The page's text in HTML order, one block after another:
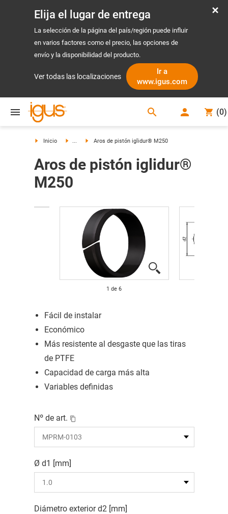
Elija el lugar de entrega
La selección de la página del país/región puede influir
en varios factores como el precio, las opciones de
envío y la disponibilidad del producto.
Ver todas las localizaciones
Ir a
www.igus.com
search (0)
Inicio ... Aros de pistón iglidur® M250
Aros de pistón iglidur®
M250
1 de 6
Fácil de instalar
Económico
Más resistente al desgaste que las tiras
de PTFE
Capacidad de carga más alta
Variables definidas
Nº de art.
Ø d1 [mm]
Diámetro exterior d2 [mm]